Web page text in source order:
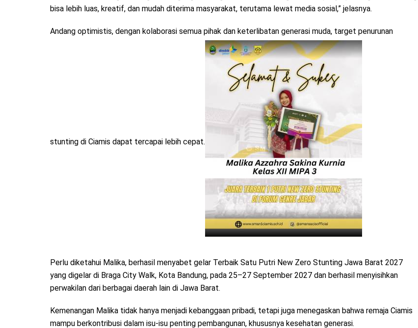
bisa lebih luas, kreatif, dan mudah diterima masyarakat, terutama lewat media sosial,” jelasnya.
Andang optimistis, dengan kolaborasi semua pihak dan keterlibatan generasi muda, target penurunan
stunting di Ciamis dapat tercapai lebih cepat.
Perlu diketahui Malika, berhasil menyabet gelar Terbaik Satu Putri New Zero Stunting Jawa Barat 2027
yang digelar di Braga City Walk, Kota Bandung, pada 25–27 September 2027 dan berhasil menyisihkan
perwakilan dari berbagai daerah lain di Jawa Barat.
Kemenangan Malika tidak hanya menjadi kebanggaan pribadi, tetapi juga menegaskan bahwa remaja Ciamis
mampu berkontribusi dalam isu-isu penting pembangunan, khususnya kesehatan generasi.